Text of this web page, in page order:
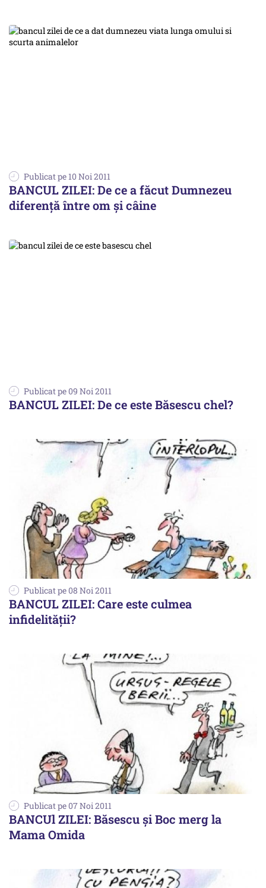
Publicat pe 10 Noi 2011
BANCUL ZILEI: De ce a făcut Dumnezeu
diferenţă între om şi câine
Publicat pe 09 Noi 2011
BANCUL ZILEI: De ce este Băsescu chel?
Publicat pe 08 Noi 2011
BANCUL ZILEI: Care este culmea
infidelităţii?
Publicat pe 07 Noi 2011
BANCUl ZILEI: Băsescu şi Boc merg la
Mama Omida